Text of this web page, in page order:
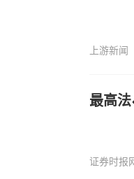
上游新闻
最高
证券时报